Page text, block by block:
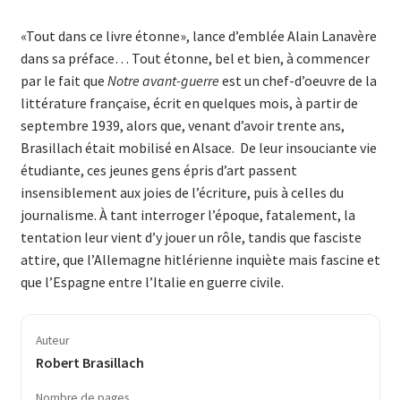
«Tout dans ce livre étonne», lance d’emblée Alain Lanavère
dans sa préface… Tout étonne, bel et bien, à commencer
par le fait que Notre avant-guerre est un chef-d’oeuvre de la
littérature française, écrit en quelques mois, à partir de
septembre 1939, alors que, venant d’avoir trente ans,
Brasillach était mobilisé en Alsace. De leur insouciante vie
étudiante, ces jeunes gens épris d’art passent
insensiblement aux joies de l’écriture, puis à celles du
journalisme. À tant interroger l’époque, fatalement, la
tentation leur vient d’y jouer un rôle, tandis que fasciste
attire, que l’Allemagne hitlérienne inquiète mais fascine et
que l’Espagne entre l’Italie en guerre civile.
Auteur
Robert Brasillach